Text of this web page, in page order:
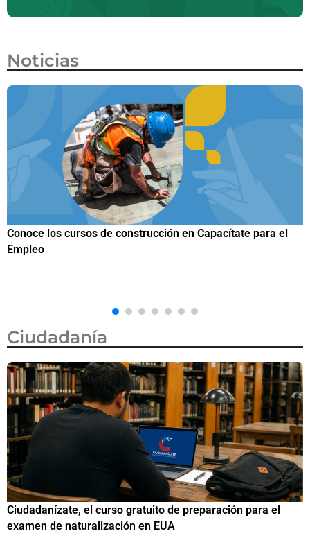
Noticias
Estados Unidos lanza programa piloto para agilizar citas
visa de turista en México por 750 dólares
Ciudadanía
Si eres residente ingresa a Ciudadanízate, el curso
de preparación para el examen de naturalización en EUA